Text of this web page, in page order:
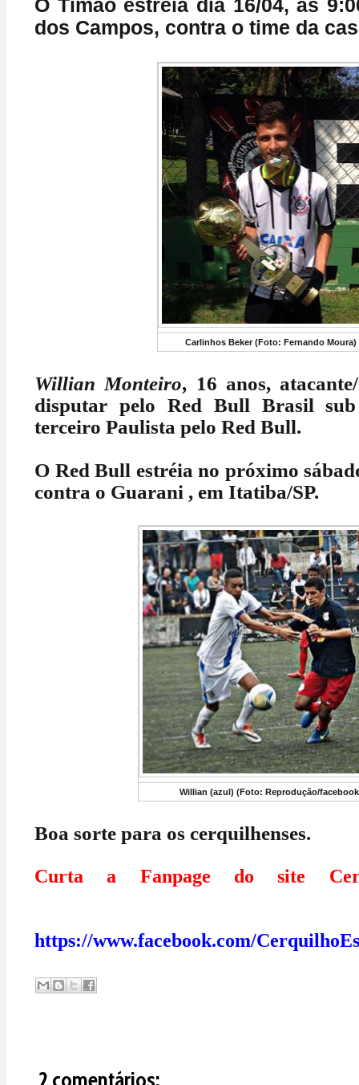
O Timão estréia dia 16/04, às
dos Campos, contra o time da
Carlinhos Beker (Foto: Fernando Moura)
Willian Monteiro, 16 anos,
disputar pelo Red Bull Brasil
terceiro Paulista pelo Red Bull.
O Red Bull estréia no próximo
contra o Guarani , em Itatiba/SP.
Willian (azul) (Foto: Reprodução/
Boa sorte para os cerquilhenses.
Curta a Fanpage do site
https://www.facebook.com/
2 comentários: